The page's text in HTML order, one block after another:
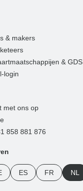
& makers
& GDS
login
met ons op
858 881 876
ES FR NL